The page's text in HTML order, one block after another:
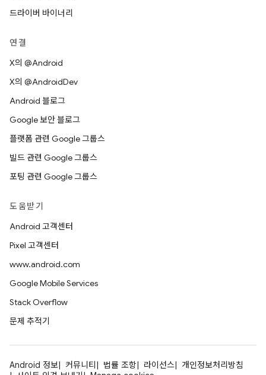
드라이버 바이너리
연결
X의 @Android
X의 @AndroidDev
Android 블로그
Google 보안 블로그
플랫폼 관련 Google 그룹스
빌드 관련 Google 그룹스
포팅 관련 Google 그룹스
도움받기
Android 고객센터
Pixel 고객센터
www.android.com
Google Mobile Services
Stack Overflow
문제 추적기
Android 정보 커뮤니티 법률 조항 라이선스
개인정보처리방침